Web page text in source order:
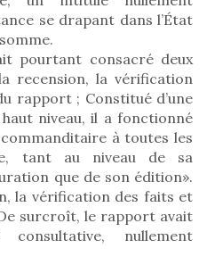
se drapant dans l’État
pourtant consacré deux
recension, la vérification
rapport ; Constitué d’une
niveau, il a fonctionné
à toutes les
tant au niveau de sa
que de son édition».
la vérification des faits et
surcroît, le rapport avait
nullement